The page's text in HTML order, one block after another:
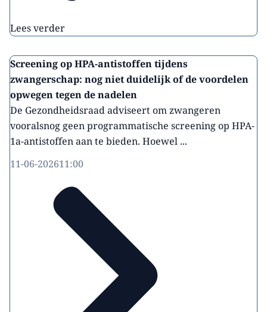
Lees verder
Screening op HPA-antistoffen tijdens
zwangerschap: nog niet duidelijk of de voordelen
opwegen tegen de nadelen
De Gezondheidsraad adviseert om zwangeren
vooralsnog geen programmatische screening op HPA-
1a-antistoffen aan te bieden. Hoewel ...
11-06-202611:00